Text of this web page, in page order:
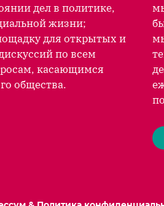
дел в политике,
жизни;
для открытых и
по всем
касающимся
общества.